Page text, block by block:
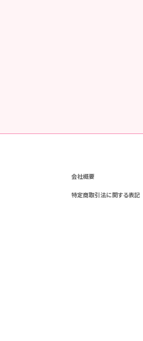
会社概要
特定商取引法に関する表記